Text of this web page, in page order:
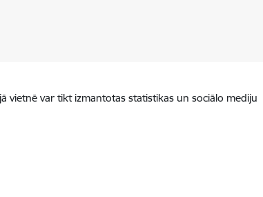
vietnē var tikt izmantotas statistikas un sociālo mediju